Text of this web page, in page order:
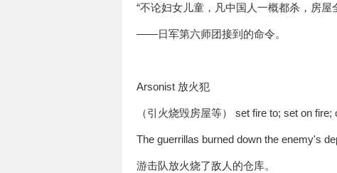
“不论妇女儿童，凡中国人一概都杀，房屋
——日军第六师团接到的命令。
Arsonist 放火犯
（引火烧毁房屋等） set fire to; set on
The guerrillas burned down the enemy's
游击队放火烧了敌人的仓库。